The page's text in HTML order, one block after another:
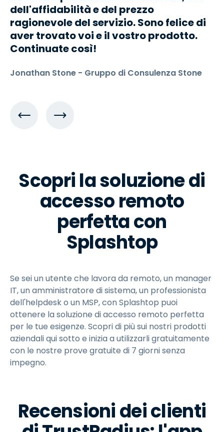
dell'affidabilità e del prezzo
ragionevole del servizio. Sono felice di
aver trovato voi e il vostro prodotto.
Continuate così!
Jonathan Stone - Gruppo di Consulenza Stone
Scopri la soluzione di
accesso remoto
perfetta con
Splashtop
Se sei un utente che lavora da remoto, un manager
IT, un amministratore di sistema, un professionista
dell'helpdesk o un MSP, con Splashtop puoi
ottenere la soluzione di accesso remoto perfetta
per le tue esigenze. Scopri di più sui nostri prodotti
aziendali qui sotto e inizia a utilizzarli gratuitamente
con le nostre prove gratuite di 7 giorni senza
impegno.
Recensioni dei clienti